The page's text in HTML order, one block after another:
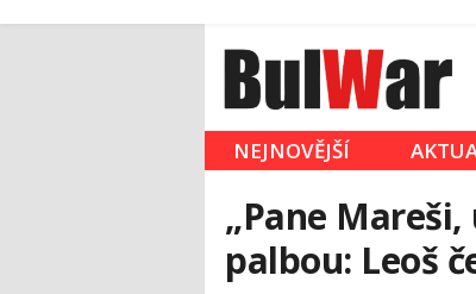
NEJNOVĚJŠÍ
„Pane
palbou: Leoš